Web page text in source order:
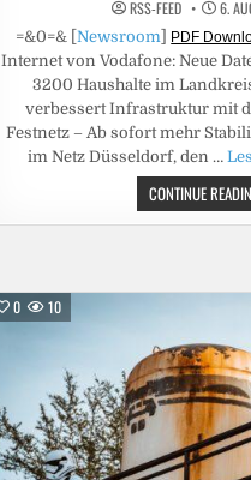
RSS-FEED 6.
=&0=& [Newsroom] PDF
Internet von Vodafone: Neue
3200 Haushalte im
verbessert Infrastruktur mit
Festnetz – Ab sofort mehr
im Netz Düsseldorf, den …
CONTINUE
0 10